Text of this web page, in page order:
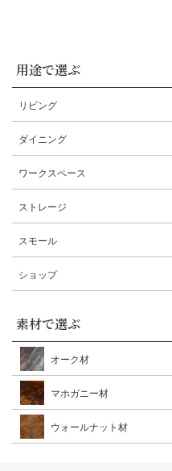
用途で選ぶ
リビング
ダイニング
ワークスペース
ストレージ
スモール
ショップ
素材で選ぶ
オーク材
マホガニー材
ウォールナット材